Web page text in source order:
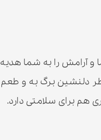
و آرامش را به شما هدیه
دلنشین برگ به و طعم
هم برای سلامتی دارد.